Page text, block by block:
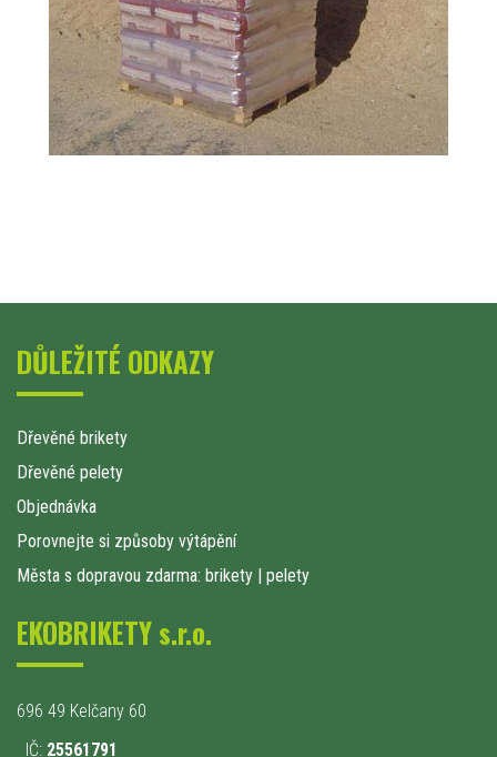
DŮLEŽITÉ ODKAZY
Dřevěné brikety
Dřevěné pelety
Objednávka
Porovnejte si způsoby výtápění
Města s dopravou zdarma: brikety | pelety
EKOBRIKETY s.r.o.
696 49 Kelčany 60
IČ: 25561791